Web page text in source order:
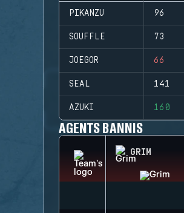
PIKANZU 96
SOUFFLE 73
JOEGOR 66
SEAL 141
AZUKI 160
AGENTS BANNIS
GRIM